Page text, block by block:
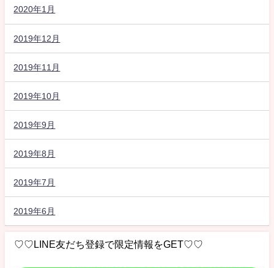
2020年1月
2019年12月
2019年11月
2019年10月
2019年9月
2019年8月
2019年7月
2019年6月
♡♡LINE友だち登録で限定情報をGET♡♡